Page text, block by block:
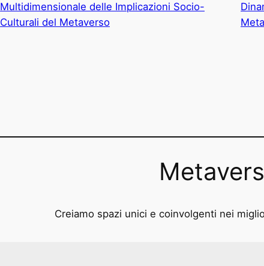
Multidimensionale delle Implicazioni Socio-
Culturali del Metaverso
Creiamo spazi unici e coinvolgenti nei